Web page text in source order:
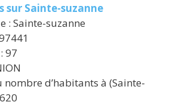
sur Sainte-suzanne
: Sainte-suzanne
97
d’habitants à (Sainte-